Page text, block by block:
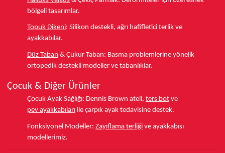
bölgeli tasarımlar.
Topuk Dikeni: Silikon destekli, ağrı hafifletici terlik ve
ayakkabılar.
Düz Taban & Çukur Taban: Basma problemlerine yönelik
ortopedik destekli modeller ve tabanlıklar.
Çocuk & Diğer Ürünler
Çocuk Ayak Sağlığı: Dennis Brown ateli, ters bot ve
pev ayakkabıları ile çarpık ayak tedavisine destek.
Fonksiyonel Modeller: Zayıflama terliği ve ayakkabısı
modellerimiz.